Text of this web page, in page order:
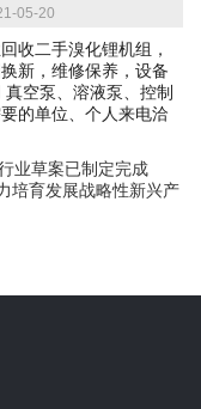
05-20
二手溴化锂机组，
新，维修保养，设备
空泵、溶液泵、控制
的单位、个人来电洽
业草案已制定完成
培育发展战略性新兴产